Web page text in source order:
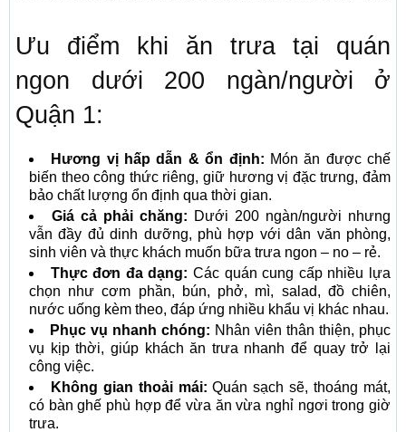
Ưu điểm khi ăn trưa tại quán
ngon dưới 200 ngàn/người ở
Quận 1:
Hương vị hấp dẫn & ổn định: Món ăn được chế
biến theo công thức riêng, giữ hương vị đặc trưng, đảm
bảo chất lượng ổn định qua thời gian.
Giá cả phải chăng: Dưới 200 ngàn/người nhưng
vẫn đầy đủ dinh dưỡng, phù hợp với dân văn phòng,
sinh viên và thực khách muốn bữa trưa ngon – no – rẻ.
Thực đơn đa dạng: Các quán cung cấp nhiều lựa
chọn như cơm phần, bún, phở, mì, salad, đồ chiên,
nước uống kèm theo, đáp ứng nhiều khẩu vị khác nhau.
Phục vụ nhanh chóng: Nhân viên thân thiện, phục
vụ kịp thời, giúp khách ăn trưa nhanh để quay trở lại
công việc.
Không gian thoải mái: Quán sạch sẽ, thoáng mát,
có bàn ghế phù hợp để vừa ăn vừa nghỉ ngơi trong giờ
trưa.